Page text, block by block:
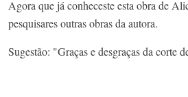
Agora que já conheceste esta obra de
pesquisares outras obras da autora.
Sugestão: "Graças e desgraças da corte